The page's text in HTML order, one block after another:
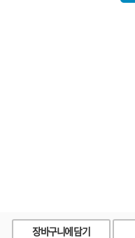
장바구니에 담기